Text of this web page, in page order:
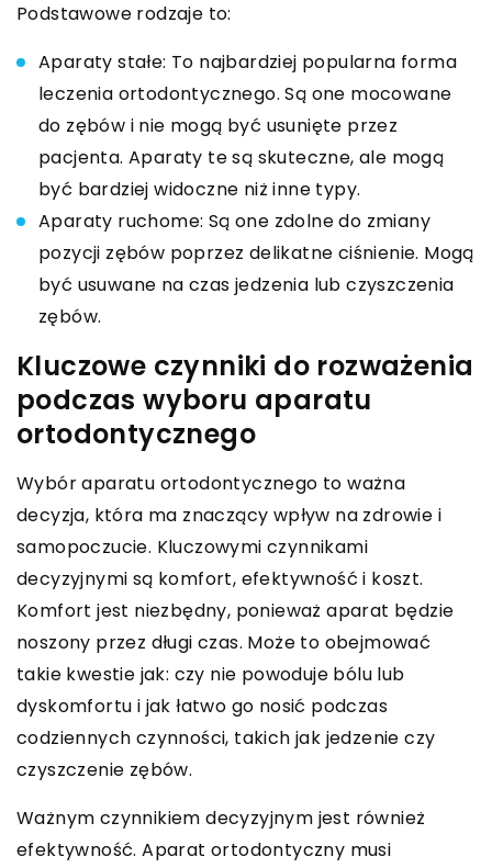
Podstawowe rodzaje to:
Aparaty stałe: To najbardziej popularna forma
leczenia ortodontycznego. Są one mocowane
do zębów i nie mogą być usunięte przez
pacjenta. Aparaty te są skuteczne, ale mogą
być bardziej widoczne niż inne typy.
Aparaty ruchome: Są one zdolne do zmiany
pozycji zębów poprzez delikatne ciśnienie. Mogą
być usuwane na czas jedzenia lub czyszczenia
zębów.
Kluczowe czynniki do rozważenia
podczas wyboru aparatu
ortodontycznego
Wybór aparatu ortodontycznego to ważna
decyzja, która ma znaczący wpływ na zdrowie i
samopoczucie. Kluczowymi czynnikami
decyzyjnymi są komfort, efektywność i koszt.
Komfort jest niezbędny, ponieważ aparat będzie
noszony przez długi czas. Może to obejmować
takie kwestie jak: czy nie powoduje bólu lub
dyskomfortu i jak łatwo go nosić podczas
codziennych czynności, takich jak jedzenie czy
czyszczenie zębów.
Ważnym czynnikiem decyzyjnym jest również
efektywność. Aparat ortodontyczny musi